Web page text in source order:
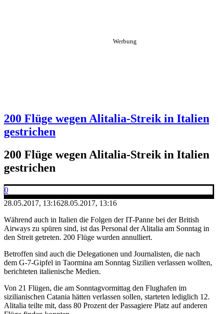
200 Flüge wegen Alitalia-Streik in Italien
gestrichen
200 Flüge wegen Alitalia-Streik in Italien
gestrichen
0
28.05.2017, 13:1628.05.2017, 13:16
Während auch in Italien die Folgen der IT-Panne bei der British
Airways zu spüren sind, ist das Personal der Alitalia am Sonntag in
den Streit getreten. 200 Flüge wurden annulliert.
Betroffen sind auch die Delegationen und Journalisten, die nach
dem G-7-Gipfel in Taormina am Sonntag Sizilien verlassen wollten,
berichteten italienische Medien.
Von 21 Flügen, die am Sonntagvormittag den Flughafen im
sizilianischen Catania hätten verlassen sollen, starteten lediglich 12.
Alitalia teilte mit, dass 80 Prozent der Passagiere Platz auf anderen